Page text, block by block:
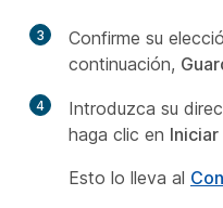
3
Confirme su
continuación,
4
Introduzca su
haga clic en Iniciar
Esto lo lleva al